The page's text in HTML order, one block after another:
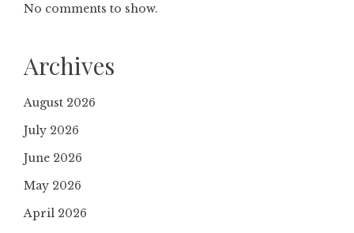
No comments to show.
Archives
August 2026
July 2026
June 2026
May 2026
April 2026